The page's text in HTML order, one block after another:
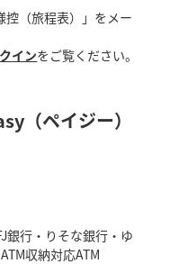
控（旅程表）」をメー
インをご覧ください。
（ペイジー）
銀行・りそな銀行・ゆ
収納対応ATM